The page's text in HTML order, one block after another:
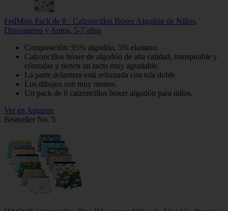
FedMois Pack de 8 - Calzoncillos Bóxer Algodón de Niños,
Dinosaurios y Autos, 5-7 años
Composición: 95% algodón, 5% elastano.
Calzoncillos bóxer de algodón de alta calidad, transpirable y
cómodas y tienen un tacto muy agradable.
La parte delantera está reforzada con tela doble.
Los dibujos son muy monos.
Un pack de 8 calzoncillos boxer algodón para niños.
Ver en Amazon
Bestseller No. 5